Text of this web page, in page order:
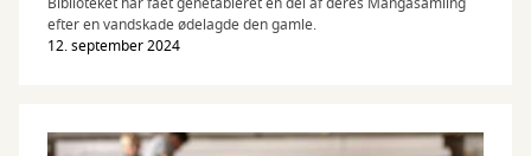
efter en vandskade ødelagde den gamle.
12. september 2024